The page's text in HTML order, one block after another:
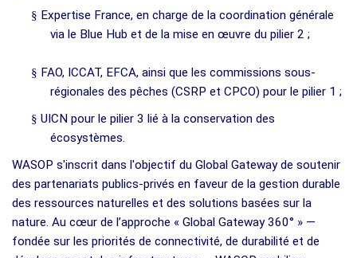
§ Expertise France, en charge de la coordination générale
via le Blue Hub et de la mise en œuvre du pilier 2 ;
§ FAO, ICCAT, EFCA, ainsi que les commissions sous-
régionales des pêches (CSRP et CPCO) pour le pilier 1 ;
§ UICN pour le pilier 3 lié à la conservation des
écosystèmes.
WASOP s'inscrit dans l'objectif du Global Gateway de soutenir
des partenariats publics-privés en faveur de la gestion durable
des ressources naturelles et des solutions basées sur la
nature. Au cœur de l’approche « Global Gateway 360° » —
fondée sur les priorités de connectivité, de durabilité et de